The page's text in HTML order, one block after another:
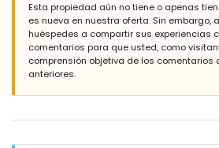
Esta propiedad aún no tiene o apenas
es nueva en nuestra oferta. Sin embargo,
huéspedes a compartir sus experiencias
comentarios para que usted, como
comprensión objetiva de los comentarios
anteriores.